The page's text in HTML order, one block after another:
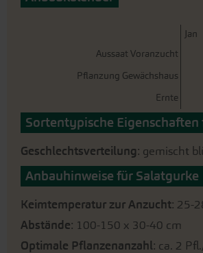
der
Jan
Aussaat Voranzucht
Pflanzung Gewächshaus
Ernte
Sortentypische Eigenschaften
Geschlechtsverteilung: gemischt
Anbauhinweise für Salatgurke
Keimtemperatur zur Anzucht: 25-
Abstände: 100-150 x 30-40 cm
Optimale Pflanzenanzahl: ca. 2